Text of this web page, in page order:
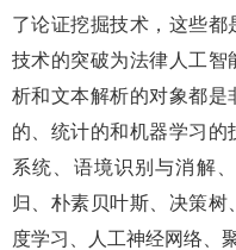
了论证挖掘技术，这些
技术的突破为法律人工
析和文本解析的对象都
的、统计的和机器学习
系统、语境识别与消解
归、朴素贝叶斯、决策
度学习、人工神经网络、